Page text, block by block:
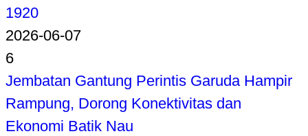
1920
2026-06-07
6
Jembatan Gantung Perintis Garuda Hampir
Rampung, Dorong Konektivitas dan
Ekonomi Batik Nau